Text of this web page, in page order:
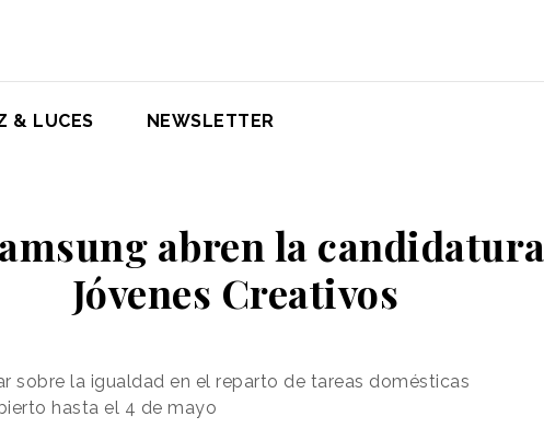
& LUCES NEWSLETTER
abren la
Jóvenes Creativos
sobre la igualdad en el reparto de tareas domésticas
hasta el 4 de mayo